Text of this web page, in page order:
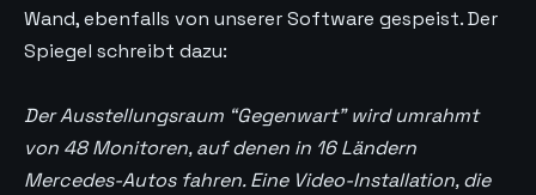
Wand, ebenfalls von unserer Software gespeist. Der
Spiegel schreibt dazu:
Der Ausstellungsraum “Gegenwart” wird umrahmt
von 48 Monitoren, auf denen in 16 Ländern
Mercedes-Autos fahren. Eine Video-Installation, die